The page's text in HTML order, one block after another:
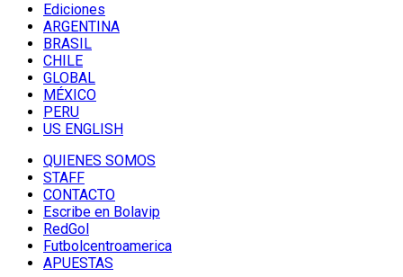
Ediciones
ARGENTINA
BRASIL
CHILE
GLOBAL
MÉXICO
PERU
US ENGLISH
QUIENES SOMOS
STAFF
CONTACTO
Escribe en Bolavip
RedGol
Futbolcentroamerica
APUESTAS